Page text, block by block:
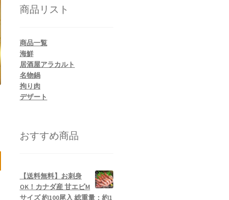
商品リスト
商品一覧
海鮮
居酒屋アラカルト
名物鍋
拘り肉
デザート
おすすめ商品
【送料無料】お刺身
OK！カナダ産 甘エビM
サイズ 約100尾入 総重量：約1